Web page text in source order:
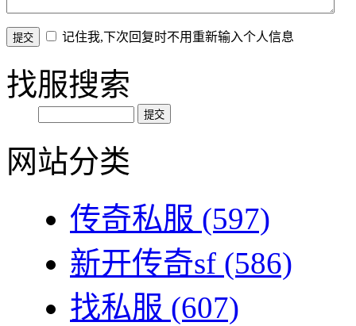
记住我,下次回复时不用重新输入个人信息
找服搜索
网站分类
传奇私服 (597)
新开传奇sf (586)
找私服 (607)